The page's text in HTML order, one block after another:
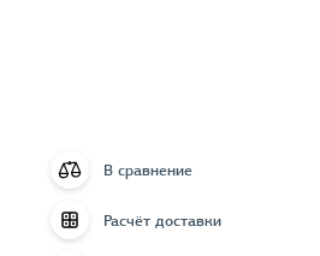
В сравнение
Расчёт доставки